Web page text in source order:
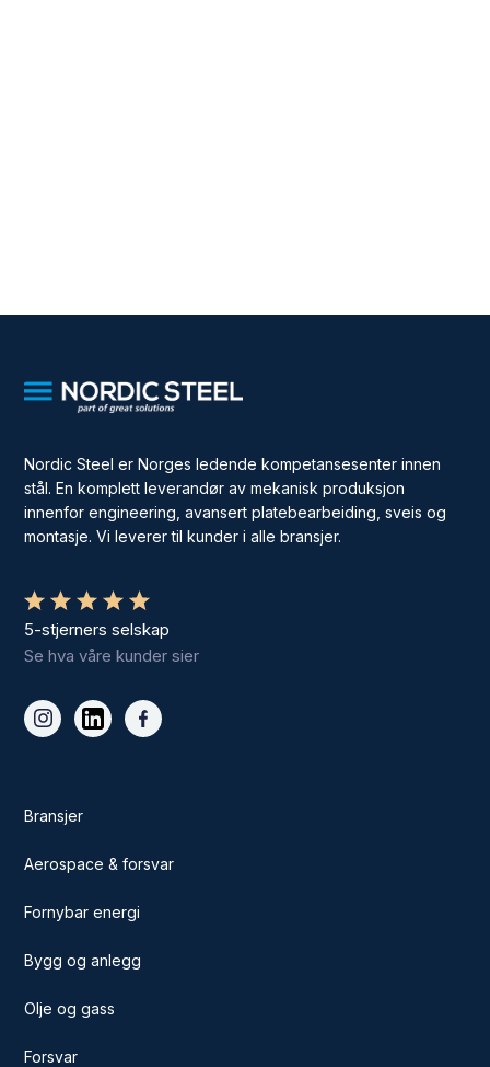
Nordic Steel er Norges ledende kompetansesenter innen
stål. En komplett leverandør av mekanisk produksjon
innenfor engineering, avansert platebearbeiding, sveis og
montasje. Vi leverer til kunder i alle bransjer.
5-stjerners selskap
Se hva våre kunder sier
Bransjer
Aerospace & forsvar
Fornybar energi
Bygg og anlegg
Olje og gass
Forsvar